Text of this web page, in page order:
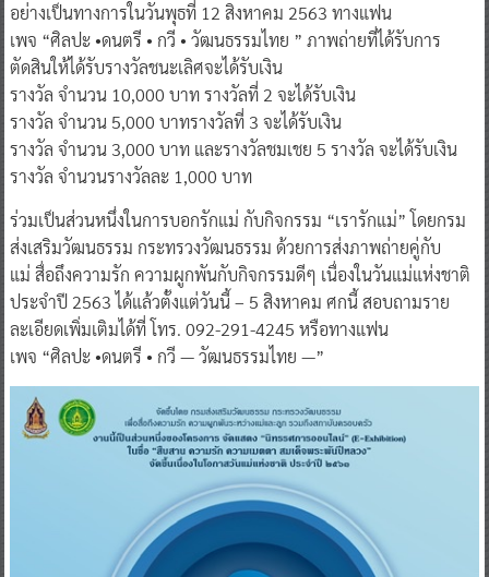
อย่างเป็นทางการในวันพุธที่ 12 สิงหาคม 2563 ทางแฟน
เพจ “ศิลปะ •ดนตรี • กวี • วัฒนธรรมไทย ” ภาพถ่ายที่ได้รับการ
ตัดสินให้ได้รับรางวัลชนะเลิศจะได้รับเงิน
รางวัล จำนวน 10,000 บาท รางวัลที่ 2 จะได้รับเงิน
รางวัล จำนวน 5,000 บาทรางวัลที่ 3 จะได้รับเงิน
รางวัล จำนวน 3,000 บาท และรางวัลชมเชย 5 รางวัล จะได้รับเงิน
รางวัล จำนวนรางวัลละ 1,000 บาท
ร่วมเป็นส่วนหนึ่งในการบอกรักแม่ กับกิจกรรม “เรารักแม่” โดยกรม
ส่งเสริมวัฒนธรรม กระทรวงวัฒนธรรม ด้วยการส่งภาพถ่ายคู่กับ
แม่ สื่อถึงความรัก ความผูกพันกับกิจกรรมดีๆ เนื่องในวันแม่แห่งชาติ
ประจำปี 2563 ได้แล้วตั้งแต่วันนี้ – 5 สิงหาคม ศกนี้ สอบถามราย
ละเอียดเพิ่มเติมได้ที่ โทร. 092-291-4245 หรือทางแฟน
เพจ “ศิลปะ •ดนตรี • กวี — วัฒนธรรมไทย —”